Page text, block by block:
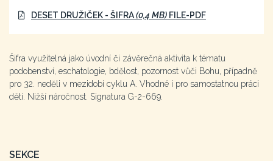
DESET DRUŽIČEK - ŠIFRA(0,4 MB) FILE-PDF
Šifra využitelná jako úvodní či závěrečná aktivita k tématu
podobenství, eschatologie, bdělost, pozornost vůči Bohu, případně
pro 32. neděli v mezidobí cyklu A. Vhodné i pro samostatnou práci
dětí. Nižší náročnost. Signatura G-2-669.
SEKCE